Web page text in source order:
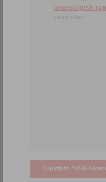
arkeologisk
rapporten
Copyright ©2026